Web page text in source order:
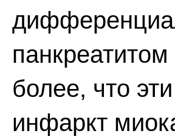
более, что
инфаркт